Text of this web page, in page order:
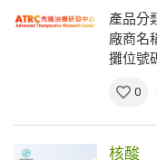
產品分
廠商名
攤位號
0
核酸